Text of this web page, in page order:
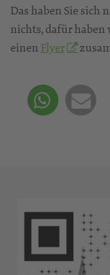
Das haben Sie sich
nichts, dafür haben
einen Flyer